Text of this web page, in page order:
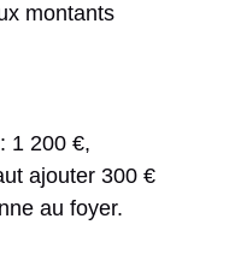
montants
1 200 €,
ajouter 300 €
au foyer.